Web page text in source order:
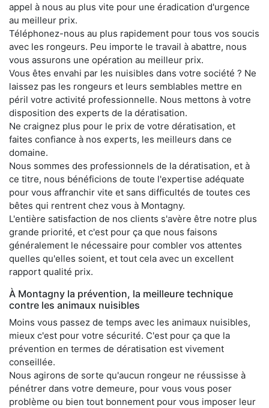
appel à nous au plus vite pour une éradication d'urgence
au meilleur prix.
Téléphonez-nous au plus rapidement pour tous vos soucis
avec les rongeurs. Peu importe le travail à abattre, nous
vous assurons une opération au meilleur prix.
Vous êtes envahi par les nuisibles dans votre société ? Ne
laissez pas les rongeurs et leurs semblables mettre en
péril votre activité professionnelle. Nous mettons à votre
disposition des experts de la dératisation.
Ne craignez plus pour le prix de votre dératisation, et
faites confiance à nos experts, les meilleurs dans ce
domaine.
Nous sommes des professionnels de la dératisation, et à
ce titre, nous bénéficions de toute l'expertise adéquate
pour vous affranchir vite et sans difficultés de toutes ces
bêtes qui rentrent chez vous à Montagny.
L'entière satisfaction de nos clients s'avère être notre plus
grande priorité, et c'est pour ça que nous faisons
généralement le nécessaire pour combler vos attentes
quelles qu'elles soient, et tout cela avec un excellent
rapport qualité prix.
À Montagny la prévention, la meilleure technique
contre les animaux nuisibles
Moins vous passez de temps avec les animaux nuisibles,
mieux c'est pour votre sécurité. C'est pour ça que la
prévention en termes de dératisation est vivement
conseillée.
Nous agirons de sorte qu'aucun rongeur ne réussisse à
pénétrer dans votre demeure, pour vous vous poser
problème ou bien tout bonnement pour vous imposer leur